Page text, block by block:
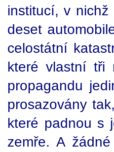
institucí, v
deset
celostátní
které vlastní tři
propagandu
prosazovány
které padnou s
zemře. A